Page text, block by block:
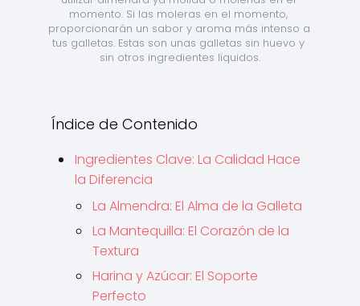
momento. Si las moleras en el momento,
proporcionarán un sabor y aroma más intenso a
tus galletas. Estas son unas galletas sin huevo y
sin otros ingredientes líquidos.
Índice de Contenido
Ingredientes Clave: La Calidad Hace
la Diferencia
La Almendra: El Alma de la Galleta
La Mantequilla: El Corazón de la
Textura
Harina y Azúcar: El Soporte
Perfecto